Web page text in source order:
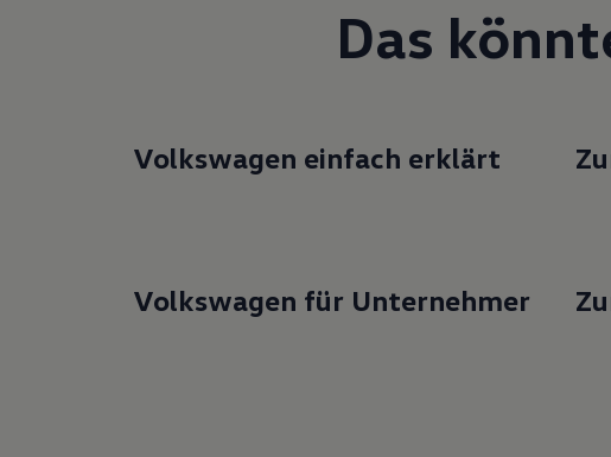
Das
Volkswagen einfach erklärt
Volkswagen für Unternehmer